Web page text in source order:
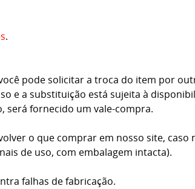
.
pode solicitar a troca do item por
e a substituição está sujeita à
será fornecido um vale-compra.
o que comprar em nosso site,
de uso, com embalagem intacta).
falhas de fabricação.